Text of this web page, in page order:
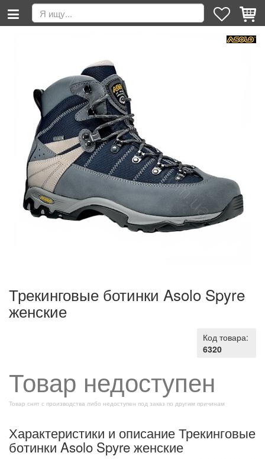
Трекинговые ботинки Asolo Spyre
женские
Код товара:
6320
Товар недоступен
Товар снят с производства либо недоступен под заказ по другим причинам
Характеристики и описание Трекинговые
ботинки Asolo Spyre женские